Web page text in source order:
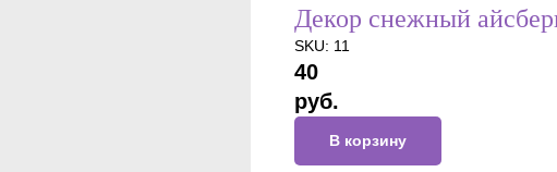
Декор снежный
SKU: 11
40
руб.
В корзину